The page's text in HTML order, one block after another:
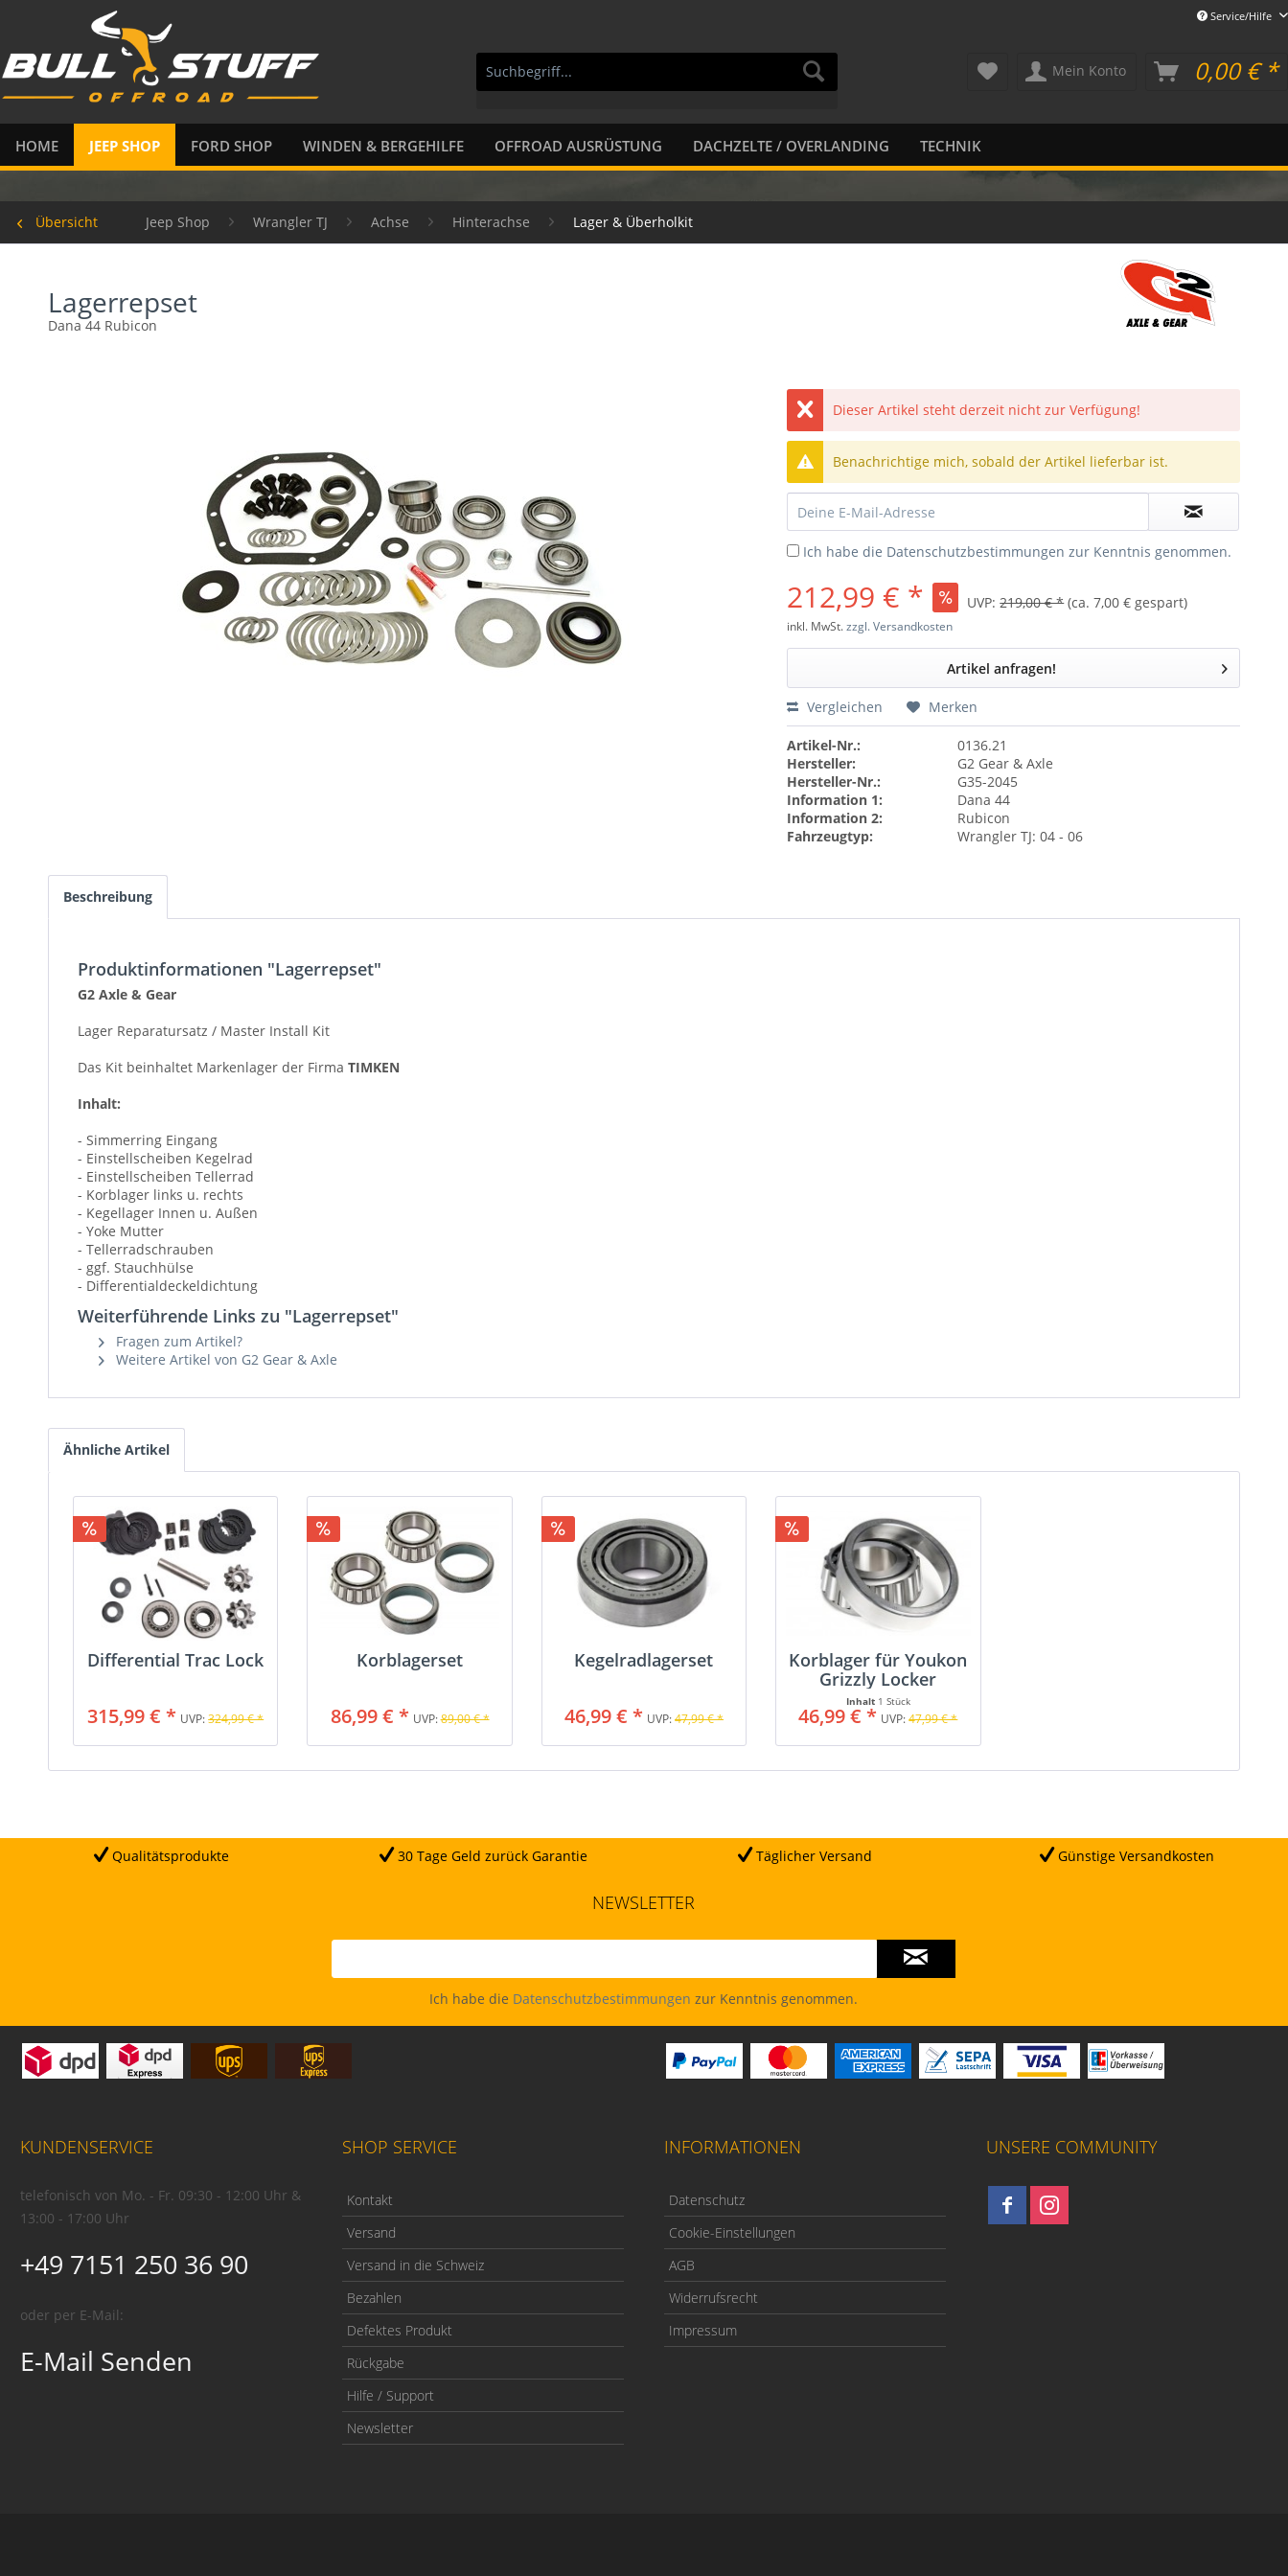
Service/Hilfe
Mein Konto 0,00 € *
HOME JEEP SHOP FORD SHOP WINDEN & BERGEHILFE OFFROAD AUSRÜSTUNG DACHZELTE / OVERLANDING TECHNIK
Übersicht Jeep Shop Wrangler TJ Achse Hinterachse Lager & Überholkit
Lagerrepset
Dana 44 Rubicon
Dieser Artikel steht derzeit nicht zur Verfügung!
Benachrichtige mich, sobald der Artikel lieferbar ist.
Ich habe die Datenschutzbestimmungen zur Kenntnis genommen.
212,99 € * UVP:219,00 € *(ca. 7,00 € gespart)
inkl. MwSt.zzgl. Versandkosten
Artikel anfragen!
Vergleichen Merken
Artikel-Nr.:
0136.21
Hersteller:
G2 Gear & Axle
Hersteller-Nr.:
G35-2045
Information 1:
Dana 44
Information 2:
Rubicon
Fahrzeugtyp:
Wrangler TJ: 04 - 06
Beschreibung
Produktinformationen "Lagerrepset"
G2 Axle & Gear
Lager Reparatursatz / Master Install Kit
Das Kit beinhaltet Markenlager der Firma TIMKEN
Inhalt:
- Simmerring Eingang
- Einstellscheiben Kegelrad
- Einstellscheiben Tellerrad
- Korblager links u. rechts
- Kegellager Innen u. Außen
- Yoke Mutter
- Tellerradschrauben
- ggf. Stauchhülse
- Differentialdeckeldichtung
Weiterführende Links zu "Lagerrepset"
Fragen zum Artikel?
Weitere Artikel von G2 Gear & Axle
Ähnliche Artikel
Differential Trac Lock
315,99 € * UVP:324,99 € *
Korblagerset
86,99 € * UVP:89,00 € *
Kegelradlagerset
46,99 € * UVP:47,99 € *
Korblager für Youkon
Grizzly Locker
Inhalt 1 Stück
46,99 € * UVP:47,99 € *
Qualitätsprodukte 30 Tage Geld zurück Garantie Täglicher Versand Günstige Versandkosten
NEWSLETTER
Ich habe die Datenschutzbestimmungen zur Kenntnis genommen.
KUNDENSERVICE
telefonisch von Mo. - Fr. 09:30 - 12:00 Uhr &
13:00 - 17:00 Uhr
+49 7151 250 36 90
oder per E-Mail:
E-Mail Senden
SHOP SERVICE
Kontakt
Versand
Versand in die Schweiz
Bezahlen
Defektes Produkt
Rückgabe
Hilfe / Support
Newsletter
INFORMATIONEN
Datenschutz
Cookie-Einstellungen
AGB
Widerrufsrecht
Impressum
UNSERE COMMUNITY